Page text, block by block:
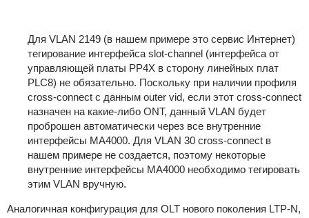
Для VLAN 2149 (в нашем примере это сервис Интернет)
тегирование интерфейса slot-channel (интерфейса от
управляющей платы PP4X в сторону линейных плат
PLC8) не обязательно. Поскольку при наличии профиля
cross-connect с данным outer vid, если этот cross-connect
назначен на какие-либо ONT, данный VLAN будет
проброшен автоматически через все внутренние
интерфейсы MA4000. Для VLAN 30 cross-connect в
нашем примере не создается, поэтому некоторые
внутренние интерфейсы MA4000 необходимо тегировать
этим VLAN вручную.
Аналогичная конфигурация для OLT нового поколения LTP-N,